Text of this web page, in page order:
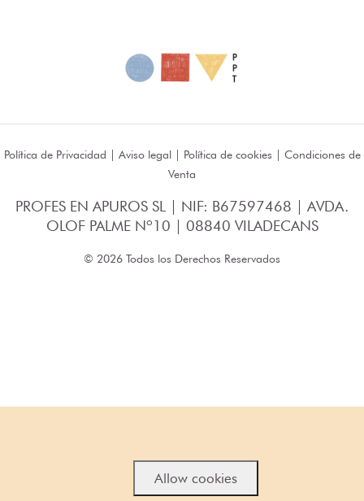
Política de Privacidad | Aviso legal| Política de cookies | Condiciones de
Venta
PROFES EN APUROS SL | NIF: B67597468 | AVDA.
OLOF PALME Nº10 | 08840 VILADECANS
© 2026 Todos los Derechos Reservados
Allow cookies